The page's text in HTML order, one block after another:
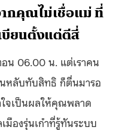
กคุณไม่เชื่อแม่ ที่
ยนตั้งแต่ตีสี่
น 06.00 น. แต่เราคน
หลับทับสิทธิ ก็ตื่นมารอ
จเป็นผลให้คุณพลาด
มืองรุ่นเก๋าที่รู้ทันระบบ